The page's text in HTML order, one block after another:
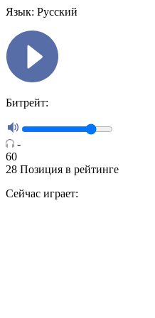
Язык: Русский
Битрейт:
-
60
28 Позиция в рейтинге
Сейчас играет: